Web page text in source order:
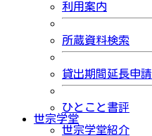
利用案内
所蔵資料検索
貸出期間延長申請
ひとこと書評
世宗学堂
世宗学堂紹介